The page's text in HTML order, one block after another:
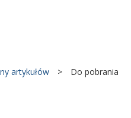
artykułów > Do pobrania